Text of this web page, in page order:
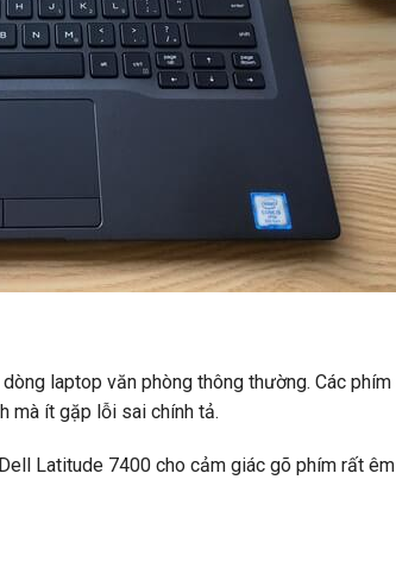
laptop văn phòng thông thường. Các
mà ít gặp lỗi sai chính tả.
Latitude 7400 cho cảm giác gõ phím rất